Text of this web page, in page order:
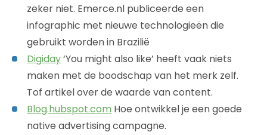
zeker niet. Emerce.nl publiceerde een
infographic met nieuwe technologieën die
gebruikt worden in Brazilië
Digiday‘You might also like’ heeft vaak niets
maken met de boodschap van het merk zelf.
Tof artikel over de waarde van content.
Blog.hubspot.com Hoe ontwikkel je een goede
native advertising campagne.